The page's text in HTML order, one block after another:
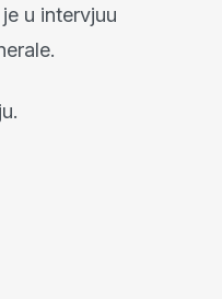
u intervjuu